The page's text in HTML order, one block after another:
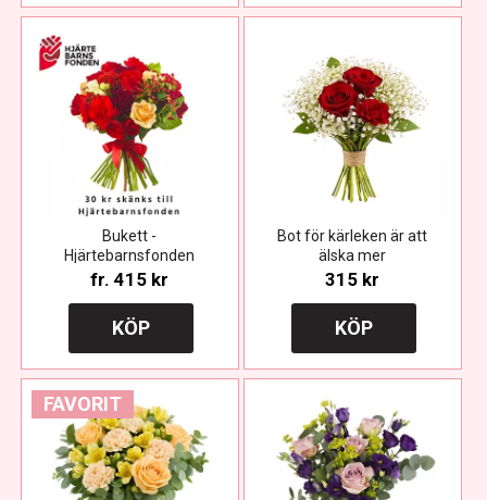
Bukett -
Hjärtebarnsfonden
fr. 415 kr
KÖP
Bot för kärleken är att
älska mer
315 kr
KÖP
FAVORIT